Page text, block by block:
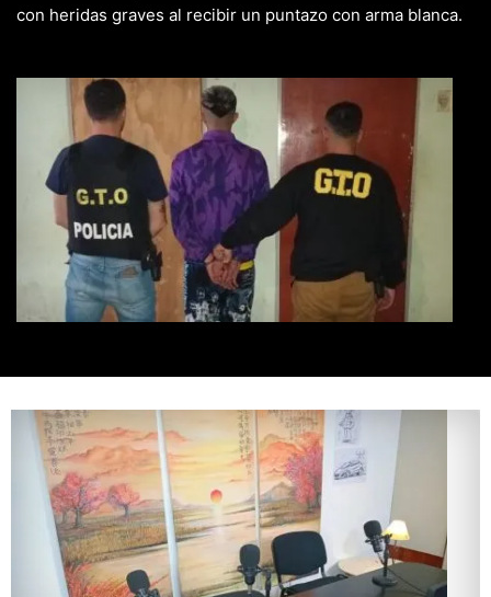
con heridas graves al recibir un puntazo con arma blanca.